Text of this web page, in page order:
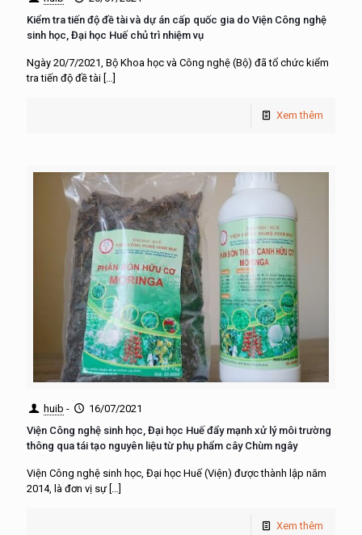
Kiểm tra tiến độ đề tài và dự án cấp quốc gia do Viện Công nghệ
sinh học, Đại học Huế chủ trì nhiệm vụ
Ngày 20/7/2021, Bộ Khoa học và Công nghệ (Bộ) đã tổ chức kiểm
tra tiến độ đề tài […]
Xem thêm
huib -
16/07/2021
Viện Công nghệ sinh học, Đại học Huế đẩy mạnh xử lý môi trường
thông qua tái tạo nguyên liệu từ phụ phẩm cây Chùm ngây
Viện Công nghệ sinh học, Đại học Huế (Viện) được thành lập năm
2014, là đơn vị sự
Xem thêm